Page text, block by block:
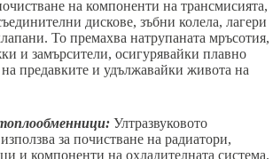
на компоненти на трансмисията,
дискове, зъбни колела, лагери
То премахва натрупаната мръсотия,
и замърсители, осигурявайки плавно
предавките и удължавайки живота на
Ултразвуковото
за почистване на радиатори,
и компоненти на охладителната система.